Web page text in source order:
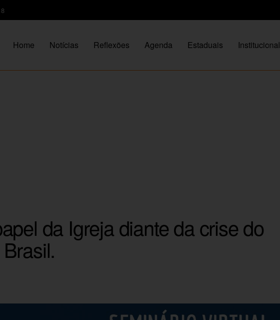
Home Notícias Reflexões Agenda Estaduais Institucional
da Igreja diante da crise do